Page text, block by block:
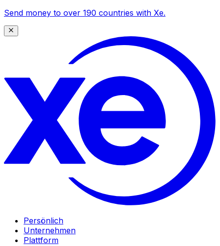
Send money to over 190 countries with Xe.
Persönlich
Unternehmen
Plattform